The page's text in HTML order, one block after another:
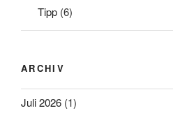
Tipp (6)
ARCHIV
Juli 2026 (1)